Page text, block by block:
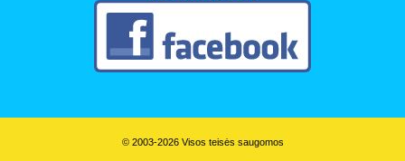
© 2003-2026 Visos teisės saugomos